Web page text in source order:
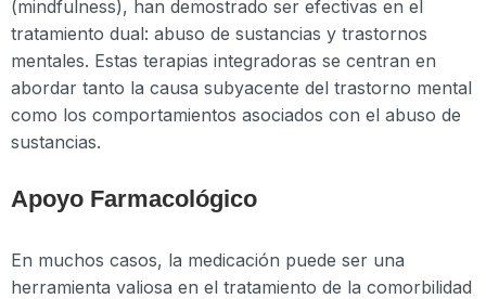
(mindfulness), han demostrado ser efectivas en el
tratamiento dual: abuso de sustancias y trastornos
mentales. Estas terapias integradoras se centran en
abordar tanto la causa subyacente del trastorno mental
como los comportamientos asociados con el abuso de
sustancias.
Apoyo Farmacológico
En muchos casos, la medicación puede ser una
herramienta valiosa en el tratamiento de la comorbilidad